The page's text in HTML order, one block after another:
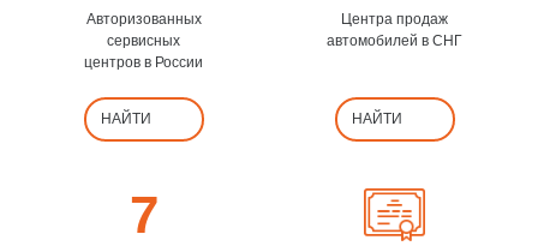
Авторизованных
сервисных
центров в России
НАЙТИ
Центра продаж
автомобилей в СНГ
НАЙТИ
7